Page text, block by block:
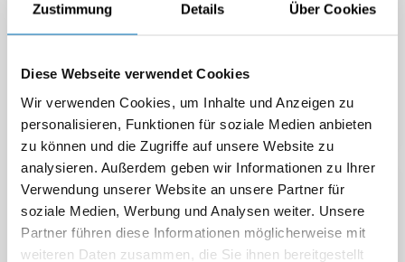
Zustimmung Details Über Cookies
Diese Webseite verwendet Cookies
Wir verwenden Cookies, um Inhalte und Anzeigen zu
personalisieren, Funktionen für soziale Medien anbieten
zu können und die Zugriffe auf unsere Website zu
analysieren. Außerdem geben wir Informationen zu Ihrer
Verwendung unserer Website an unsere Partner für
soziale Medien, Werbung und Analysen weiter. Unsere
Partner führen diese Informationen möglicherweise mit
weiteren Daten zusammen, die Sie ihnen bereitgestellt
Der Einsatz von KI, digitalen
Fertigungstechnik stehen
Beitrag | 20.11.2025
Präzision trifft
künstliche Intelligenz
Digitalisierung mit
Künstlicher Intelligenz voran
und zeigt, wie…
Beitrag | 07.11.2025